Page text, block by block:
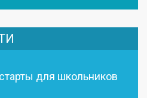
для школьников